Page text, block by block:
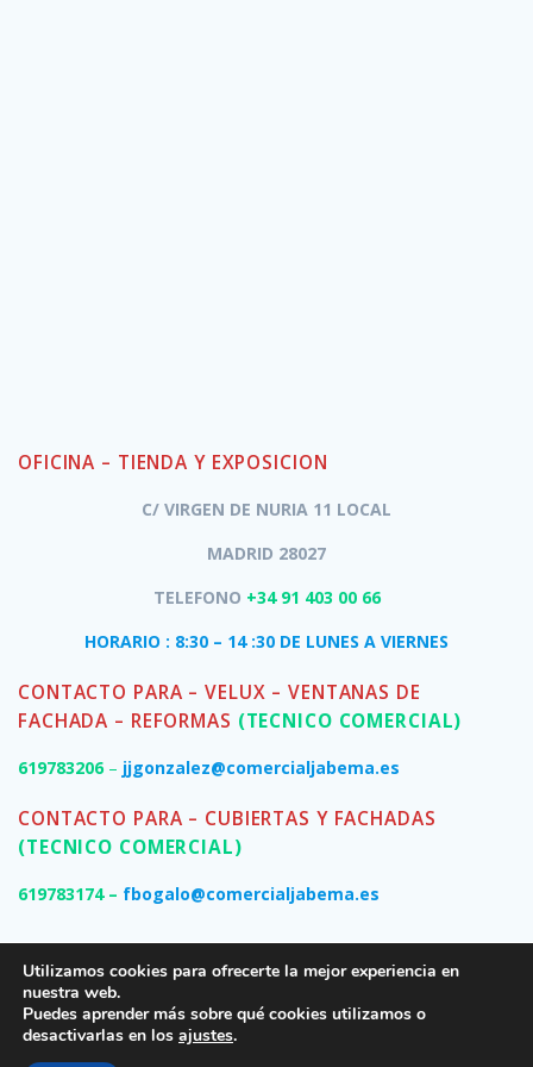
OFICINA – TIENDA Y EXPOSICION
C/ VIRGEN DE NURIA 11 LOCAL
MADRID 28027
TELEFONO +34 91 403 00 66
HORARIO : 8:30 – 14 :30 DE LUNES A VIERNES
CONTACTO PARA – VELUX – VENTANAS DE
FACHADA – REFORMAS (TECNICO COMERCIAL)
619783206– jjgonzalez@comercialjabema.es
CONTACTO PARA – CUBIERTAS Y FACHADAS
(TECNICO COMERCIAL)
619783174 – fbogalo@comercialjabema.es
Utilizamos cookies para ofrecerte la mejor experiencia en
nuestra web.
Puedes aprender más sobre qué cookies utilizamos o
desactivarlas en los ajustes.